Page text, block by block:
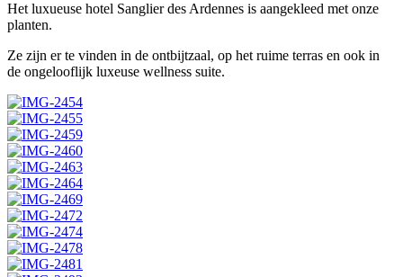
Het luxueuse hotel Sanglier des Ardennes is aangekleed met onze
planten.
Ze zijn er te vinden in de ontbijtzaal, op het ruime terras en ook in
de ongelooflijk luxeuse wellness suite.